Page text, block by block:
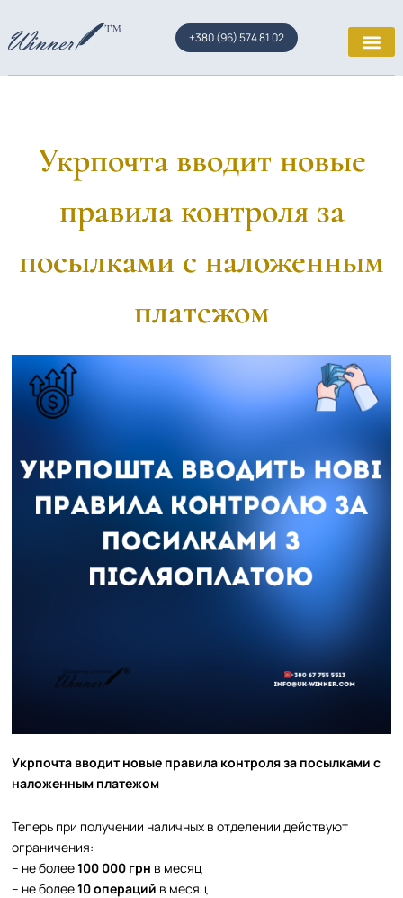
+380 (96) 574 81 02
Укрпочта вводит новые
правила контроля за
посылками с наложенным
платежом
Укрпочта вводит новые правила контроля за посылками с
наложенным платежом
Теперь при получении наличных в отделении действуют
ограничения:
– не более100 000 грн в месяц
– не более10 операций в месяц